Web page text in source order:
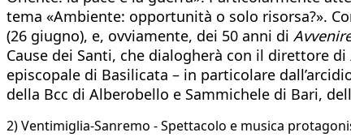
tema «Ambiente: opportunità o solo risorsa?».
(26 giugno), e, ovviamente, dei 50 anni di
Cause dei Santi, che dialogherà con il direttore di
episcopale di Basilicata – in particolare
della Bcc di Alberobello e Sammichele di Bari,
2) Ventimiglia-Sanremo - Spettacolo e musica